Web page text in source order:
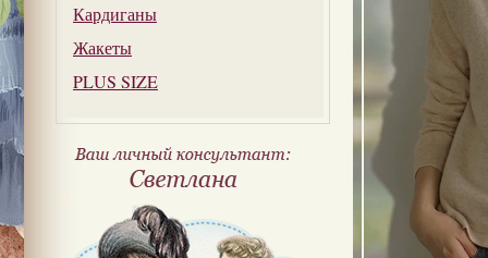
Кардиганы
Жакеты
PLUS SIZE